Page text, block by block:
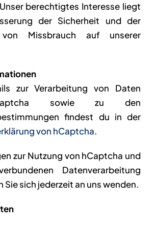
berechtigtes Interesse liegt
der Sicherheit und der
von Missbrauch auf unserer
zur Verarbeitung von Daten
sowie zu den
findest du in der
von hCaptcha.
zur Nutzung von hCaptcha und
Datenverarbeitung
Sie sich jederzeit an uns wenden.